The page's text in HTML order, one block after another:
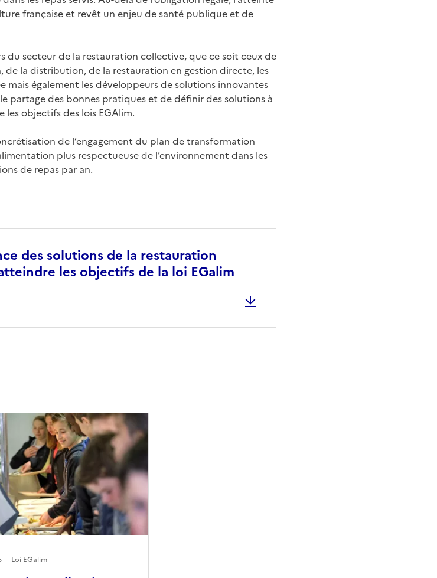
française et revêt un enjeu de santé publique et de
du secteur de la restauration collective, que ce soit ceux de
la distribution, de la restauration en gestion directe, les
également les développeurs de solutions innovantes
partage des bonnes pratiques et de définir des solutions à
objectifs des lois EGAlim.
de l’engagement du plan de transformation
plus respectueuse de l’environnement dans les
de repas par an.
des solutions de la restauration
les objectifs de la loi EGalim
Loi EGalim